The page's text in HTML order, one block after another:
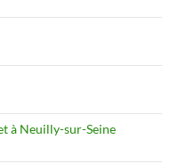
à Neuilly-sur-Seine